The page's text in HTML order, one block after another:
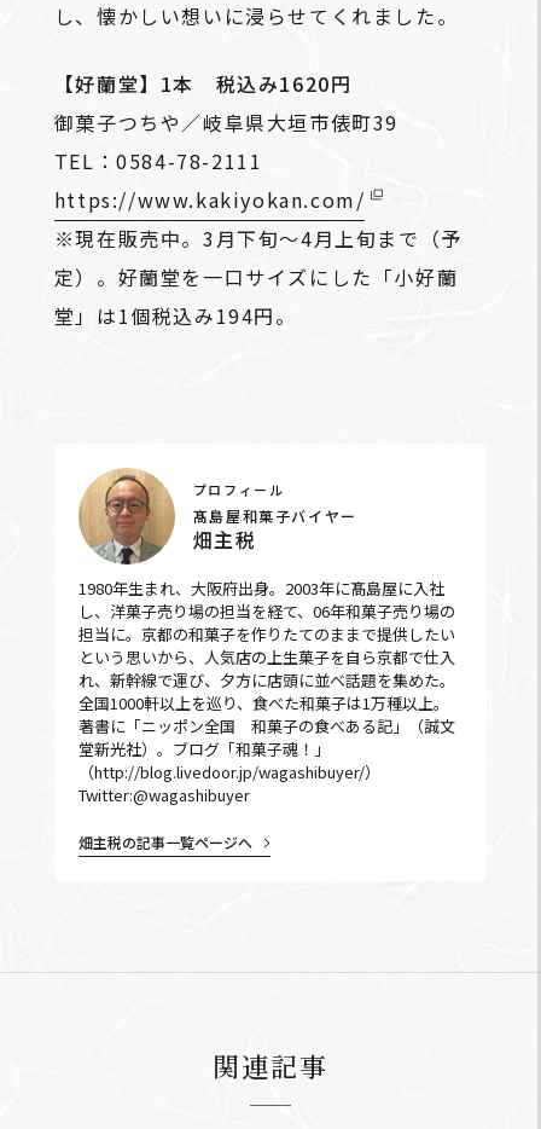
し、懐かしい想いに浸らせてくれました。
【好蘭堂】1本 税込み1620円
御菓子つちや／岐阜県大垣市俵町39
TEL：0584-78-2111
https://www.kakiyokan.com/
※現在販売中。3月下旬～4月上旬まで（予
定）。好蘭堂を一口サイズにした「小好蘭
堂」は1個税込み194円。
プロフィール
髙島屋和菓子バイヤー
畑主税
1980年生まれ、大阪府出身。2003年に髙島屋に入社
し、洋菓子売り場の担当を経て、06年和菓子売り場の
担当に。京都の和菓子を作りたてのままで提供したい
という思いから、人気店の上生菓子を自ら京都で仕入
れ、新幹線で運び、夕方に店頭に並べ話題を集めた。
全国1000軒以上を巡り、食べた和菓子は1万種以上。
著書に「ニッポン全国 和菓子の食べある記」（誠文
堂新光社）。ブログ「和菓子魂！」
（http://blog.livedoor.jp/wagashibuyer/）
Twitter:@wagashibuyer
畑主税の記事一覧ページへ
関連記事